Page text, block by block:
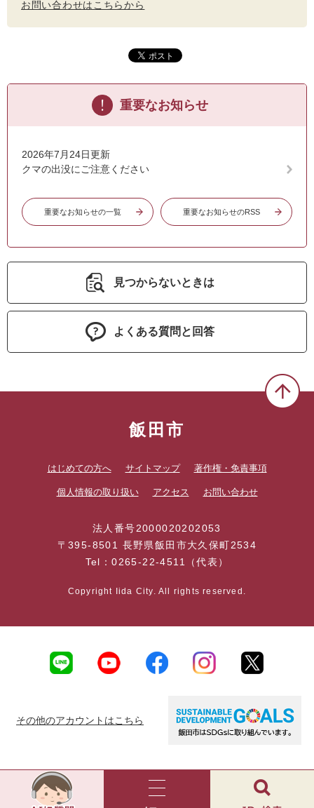
お問い合わせはこちらから
重要なお知らせ
2026年7月24日更新
クマの出没にご注意ください
重要なお知らせの一覧 重要なお知らせのRSS
見つからないときは
よくある質問と回答
飯田市
はじめての方へ サイトマップ 著作権・免責事項
個人情報の取り扱い アクセス お問い合わせ
法人番号2000020202053
〒395-8501 長野県飯田市大久保町2534
Tel：0265-22-4511（代表）
Copyright Iida City. All rights reserved.
その他のアカウントはこちら